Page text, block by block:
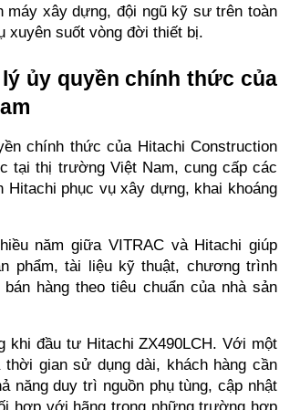
máy xây dựng, đội ngũ kỹ sư trên toàn
xuyên suốt vòng đời thiết bị.
lý ủy quyền chính thức của
chính thức của Hitachi Construction
tại thị trường Việt Nam, cung cấp các
Hitachi phục vụ xây dựng, khai khoáng
năm giữa VITRAC và Hitachi giúp
phẩm, tài liệu kỹ thuật, chương trình
hàng theo tiêu chuẩn của nhà sản
khi đầu tư Hitachi ZX490LCH. Với một
gian sử dụng dài, khách hàng cần
năng duy trì nguồn phụ tùng, cập nhật
hợp với hãng trong những trường hợp